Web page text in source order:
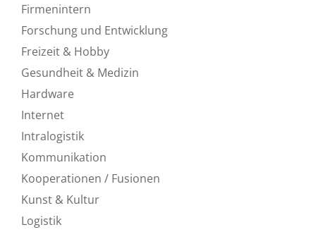
Firmenintern
Forschung und Entwicklung
Freizeit & Hobby
Gesundheit & Medizin
Hardware
Internet
Intralogistik
Kommunikation
Kooperationen / Fusionen
Kunst & Kultur
Logistik